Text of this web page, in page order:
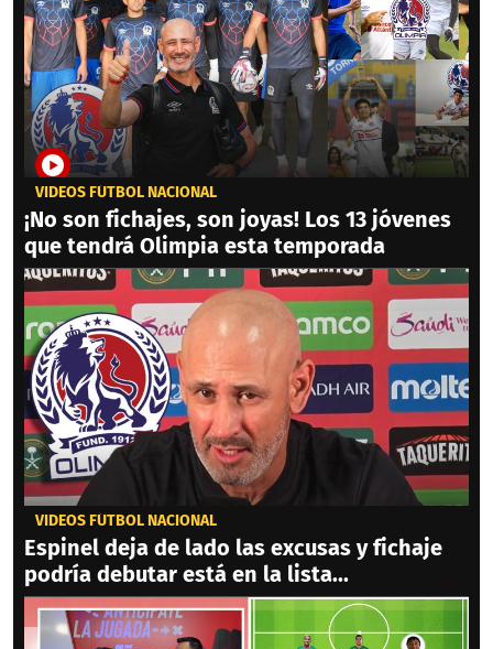
VIDEOS FÚTBOL NACIONAL
¡No son fichajes, son joyas! Los 13 jóvenes
que tendrá Olimpia esta temporada
VIDEOS FÚTBOL NACIONAL
Espinel deja de lado las excusas y fichaje
podría debutar está en la lista...